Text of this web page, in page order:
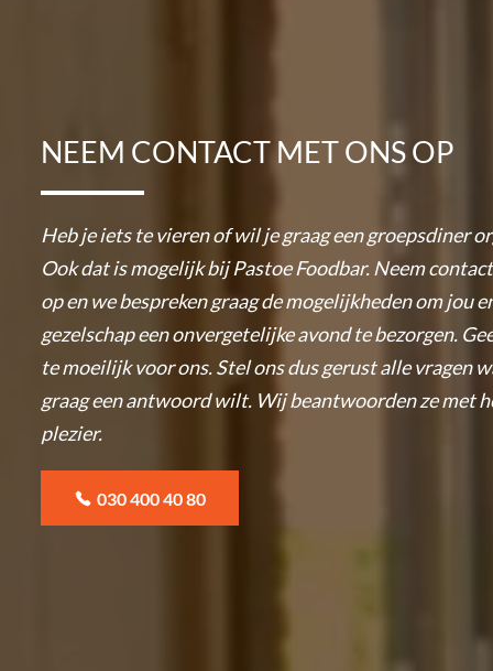
NEEM CONTACT MET ONS OP
Heb je iets te vieren of wil je graag een groepsdiner
Ook dat is mogelijk bij Pastoe Foodbar. Neem
op en we bespreken graag de mogelijkheden om jou
gezelschap een onvergetelijke avond te bezorgen.
te moeilijk voor ons. Stel ons dus gerust alle vragen
graag een antwoord wilt. Wij beantwoorden ze met
plezier.
030 400 40 80